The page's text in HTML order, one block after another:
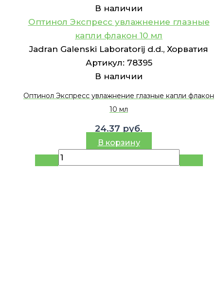
В наличии
Оптинол Экспресс увлажнение глазные
капли флакон 10 мл
Jadran Galenski Laboratorij d.d., Хорватия
Артикул: 78395
В наличии
Оптинол Экспресс увлажнение глазные капли флакон
10 мл
24.37 руб.
В корзину